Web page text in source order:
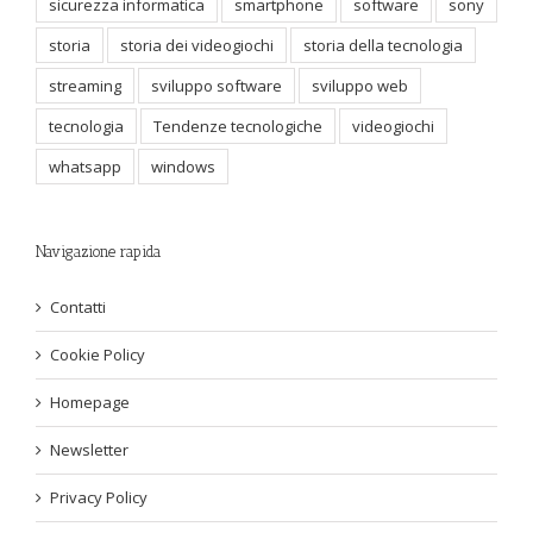
sicurezza informatica smartphone software
sony
storia
storia dei videogiochi
storia della tecnologia
streaming
sviluppo software
sviluppo web
tecnologia
Tendenze tecnologiche
videogiochi
whatsapp
windows
Navigazione rapida
Contatti
Cookie Policy
Homepage
Newsletter
Privacy Policy